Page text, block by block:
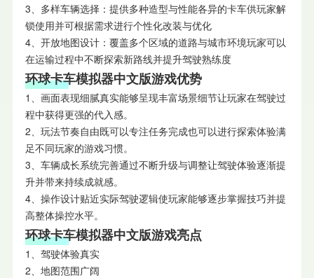
3、多样车辆选择：提供多种造型与性能各异的卡车供玩家解
锁使用并可根据需求进行个性化改装与优化
4、开放地图设计：覆盖多个区域的道路与城市环境玩家可以
在运输过程中不断探索新路线并提升驾驶熟练度
环球卡车模拟器中文版游戏优势
1、画面表现细腻真实能够呈现丰富场景细节让玩家在驾驶过
程中获得更强的代入感。
2、玩法节奏自由既可以专注任务完成也可以进行探索体验满
足不同玩家的游戏习惯。
3、车辆成长系统完善通过不断升级与调整让驾驶体验逐渐提
升并带来持续成就感。
4、操作设计贴近实际驾驶逻辑使玩家能够逐步掌握技巧并提
高整体操控水平。
环球卡车模拟器中文版游戏亮点
1、驾驶体验真实
2、地图范围广阔